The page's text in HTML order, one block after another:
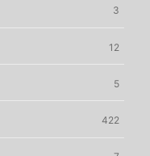
3
12
5
422